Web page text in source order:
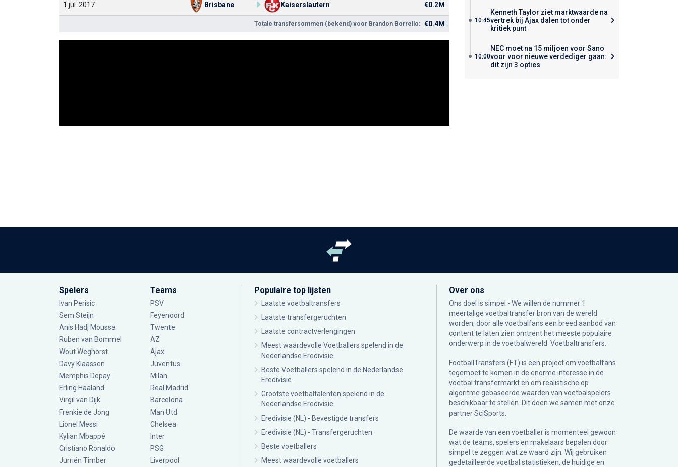
1 jul. 2017 Brisbane Kaiserslautern €0.2M
Totale transfersommen (bekend) voor Brandon Borrello: €0.4M 10:45
Kenneth Taylor ziet marktwaarde na
vertrek bij Ajax dalen tot onder
kritiek punt
10:00
NEC moet na 15 miljoen voor Sano
voor voor nieuwe verdediger gaan:
dit zijn 3 opties
Spelers
Ivan Perisic
Sem Steijn
Anis Hadj Moussa
Ruben van Bommel
Wout Weghorst
Davy Klaassen
Memphis Depay
Erling Haaland
Virgil van Dijk
Frenkie de Jong
Lionel Messi
Kylian Mbappé
Cristiano Ronaldo
Jurriën Timber
Teams
PSV
Feyenoord
Twente
AZ
Ajax
Juventus
Milan
Real Madrid
Barcelona
Man Utd
Chelsea
Inter
PSG
Liverpool
Populaire top lijsten
Laatste voetbaltransfers
Laatste transfergeruchten
Laatste contractverlengingen
Meest waardevolle Voetballers spelend in de
Nederlandse Eredivisie
Beste Voetballers spelend in de Nederlandse
Eredivisie
Grootste voetbaltalenten spelend in de
Nederlandse Eredivisie
Eredivisie (NL) - Bevestigde transfers
Eredivisie (NL) - Transfergeruchten
Beste voetballers
Meest waardevolle voetballers
Over ons
Ons doel is simpel - We willen de nummer 1
meertalige voetbaltransfer bron van de wereld
worden, door alle voetbalfans een breed aanbod van
content te laten zien omtrent het meeste populaire
onderwerp in de voetbalwereld: Voetbaltransfers.
FootballTransfers (FT) is een project om voetbalfans
tegemoet te komen in de enorme interesse in de
voetbal transfermarkt en om realistische op
algoritme gebaseerde waarden van voetbalspelers
beschikbaar te stellen. Dit doen we samen met onze
partnerSciSports
De waarde van een voetballer is momenteel gewoon
wat de teams, spelers en makelaars bepalen door
simpel te zeggen wat ze waard zijn. Wij gebruiken
gedetailleerde voetbal statistieken, de huidige en